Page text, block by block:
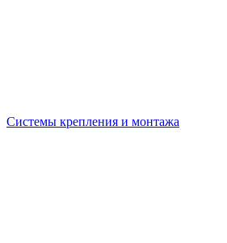
Системы крепления и монтажа